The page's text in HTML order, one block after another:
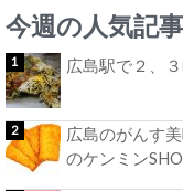
今週の人気記事
広島駅で２、
広島のがんす
のケンミン